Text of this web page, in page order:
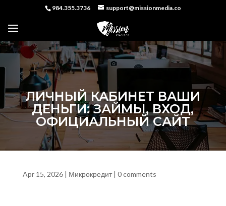
984.355.3736 support@missionmedia.co
ЛИЧНЫЙ КАБИНЕТ ВАШИ
ДЕНЬГИ: ЗАЙМЫ, ВХОД,
ОФИЦИАЛЬНЫЙ САЙТ
Apr 15, 2026| Микрокредит| 0 comments